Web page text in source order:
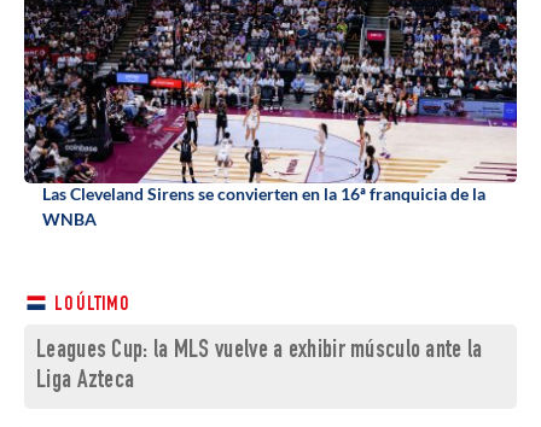
Las Cleveland Sirens se convierten en la 16ª franquicia de la
WNBA
LO ÚLTIMO
Leagues Cup: la MLS vuelve a exhibir músculo ante la
Liga Azteca